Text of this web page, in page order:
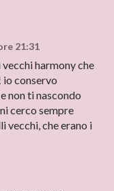
21:31
harmony che
conservo
non ti nascondo
cerco sempre
vecchi, che erano i